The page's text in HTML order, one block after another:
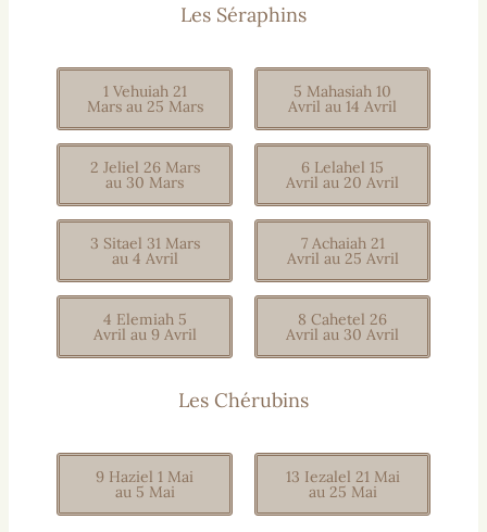
Les Séraphins
1 Vehuiah 21
Mars au 25 Mars
2 Jeliel 26 Mars
au 30 Mars
3 Sitael 31 Mars
au 4 Avril
4 Elemiah 5
Avril au 9 Avril
5 Mahasiah 10
Avril au 14 Avril
6 Lelahel 15
Avril au 20 Avril
7 Achaiah 21
Avril au 25 Avril
8 Cahetel 26
Avril au 30 Avril
Les Chérubins
9 Haziel 1 Mai
au 5 Mai
13 Iezalel 21 Mai
au 25 Mai